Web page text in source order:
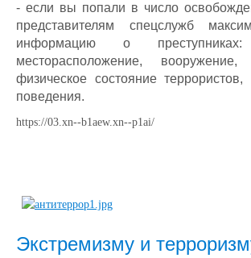
- если вы попали в число
представителям спецслужб
информацию о
месторасположение,
физическое состояние террористов,
поведения.
https://03.xn--b1aew.xn--p1ai/
Экстремизму и